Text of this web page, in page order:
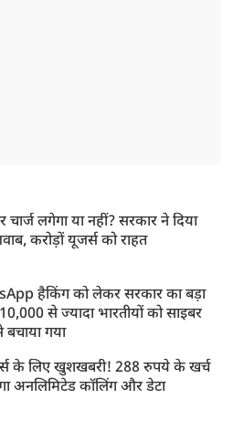
चार्ज लगेगा या नहीं? सरकार ने दिया
करोड़ों यूजर्स को राहत
हैकिंग को लेकर सरकार का बड़ा
से ज्यादा भारतीयों को साइबर
गया
के लिए खुशखबरी! 288 रुपये के खर्च
अनलिमिटेड कॉलिंग और डेटा